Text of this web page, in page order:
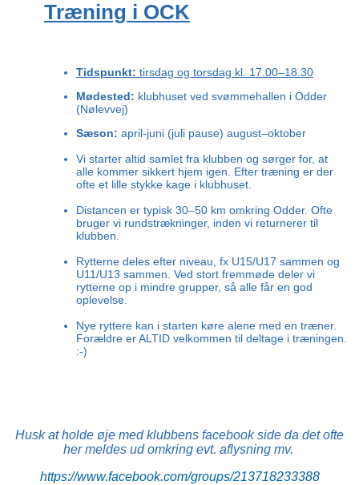
Træning i OCK
Tidspunkt: tirsdag og torsdag kl. 17.00–18.30
Mødested: klubhuset ved svømmehallen i Odder
(Nølevvej)
Sæson: april-juni (juli pause) august–oktober
Vi starter altid samlet fra klubben og sørger for, at
alle kommer sikkert hjem igen. Efter træning er der
ofte et lille stykke kage i klubhuset.
Distancen er typisk 30–50 km omkring Odder. Ofte
bruger vi rundstrækninger, inden vi returnerer til
klubben.
Rytterne deles efter niveau, fx U15/U17 sammen og
U11/U13 sammen. Ved stort fremmøde deler vi
rytterne op i mindre grupper, så alle får en god
oplevelse.
Nye ryttere kan i starten køre alene med en træner.
Forældre er ALTID velkommen til deltage i træningen.
:-)
Husk at holde øje med klubbens facebook side da det ofte
her meldes ud omkring evt. aflysning mv.
https://www.facebook.com/groups/213718233388